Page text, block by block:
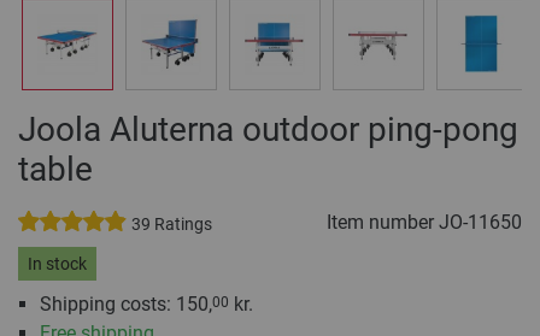
Joola Aluterna outdoor ping-pong
table
39 Ratings Item number JO-11650
In stock
Shipping costs: 150,00 kr.